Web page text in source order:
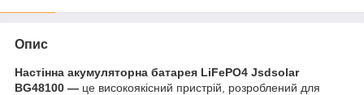
Опис
Настінна акумуляторна батарея LiFePO4 Jsdsolar
BG48100 — це високоякісний пристрій, розроблений для